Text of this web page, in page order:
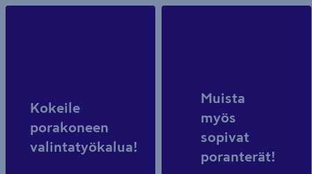
Kokeile
porakoneen
valintatyökalua!
Muista
myös
sopivat
poranterät!